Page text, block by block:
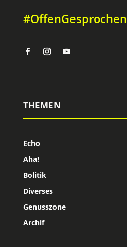
#OffenGesprochen
THEMEN
Echo
Aha!
Bolitik
Diverses
Genusszone
Archif